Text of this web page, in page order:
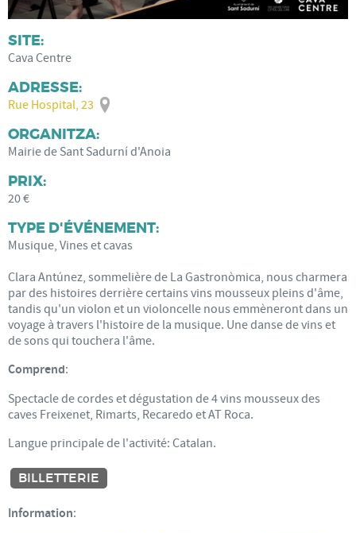
SITE:
Cava Centre
ADRESSE:
Rue Hospital, 23
ORGANITZA:
Mairie de Sant Sadurní d'Anoia
PRIX:
20 €
TYPE D'ÉVÉNEMENT:
Musique, Vines et cavas
Clara Antúnez, sommelière de La Gastronòmica, nous charmera
par des histoires derrière certains vins mousseux pleins d'âme,
tandis qu'un violon et un violoncelle nous emmèneront dans un
voyage à travers l'histoire de la musique. Une danse de vins et
de sons qui touchera l'âme.
Comprend:
Spectacle de cordes et dégustation de 4 vins mousseux des
caves Freixenet, Rimarts, Recaredo et AT Roca.
Langue principale de l'activité: Catalan.
BILLETTERIE
Information: